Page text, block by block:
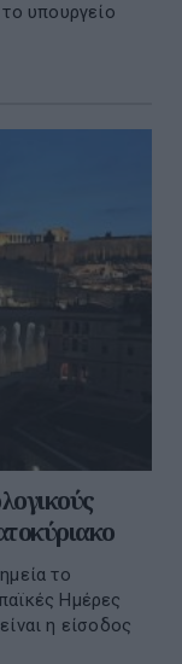
υπουργείο
το
Ημέρες
η είσοδος